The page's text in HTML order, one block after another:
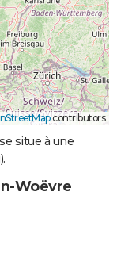
contributors
situe à une
Woëvre